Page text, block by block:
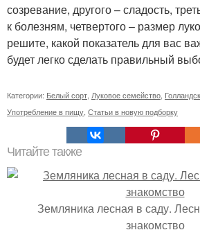
созревание, другого – сладость,
к болезням, четвертого – размер
решите, какой показатель для вас
будет легко сделать правильный
Категории: Белый сорт Луковое семейство
Употребление в пищу Статьи в новую подборку
Читайте также
Земляника лесная в саду.
знакомство